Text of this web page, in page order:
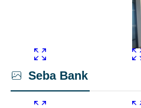
Seba Bank